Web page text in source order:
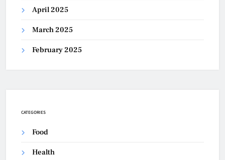
April 2025
March 2025
February 2025
CATEGORIES
Food
Health